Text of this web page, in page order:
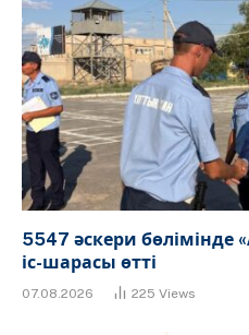
5547 әскери бөлімінде
іс-шарасы өтті
07.08.2026 225 Views